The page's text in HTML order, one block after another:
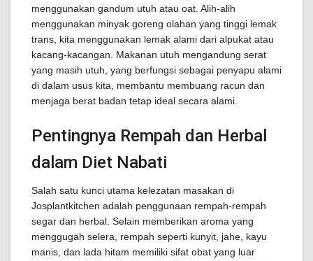
menggunakan gandum utuh atau oat. Alih-alih
menggunakan minyak goreng olahan yang tinggi lemak
trans, kita menggunakan lemak alami dari alpukat atau
kacang-kacangan. Makanan utuh mengandung serat
yang masih utuh, yang berfungsi sebagai penyapu alami
di dalam usus kita, membantu membuang racun dan
menjaga berat badan tetap ideal secara alami.
Pentingnya Rempah dan Herbal
dalam Diet Nabati
Salah satu kunci utama kelezatan masakan di
Josplantkitchen adalah penggunaan rempah-rempah
segar dan herbal. Selain memberikan aroma yang
menggugah selera, rempah seperti kunyit, jahe, kayu
manis, dan lada hitam memiliki sifat obat yang luar